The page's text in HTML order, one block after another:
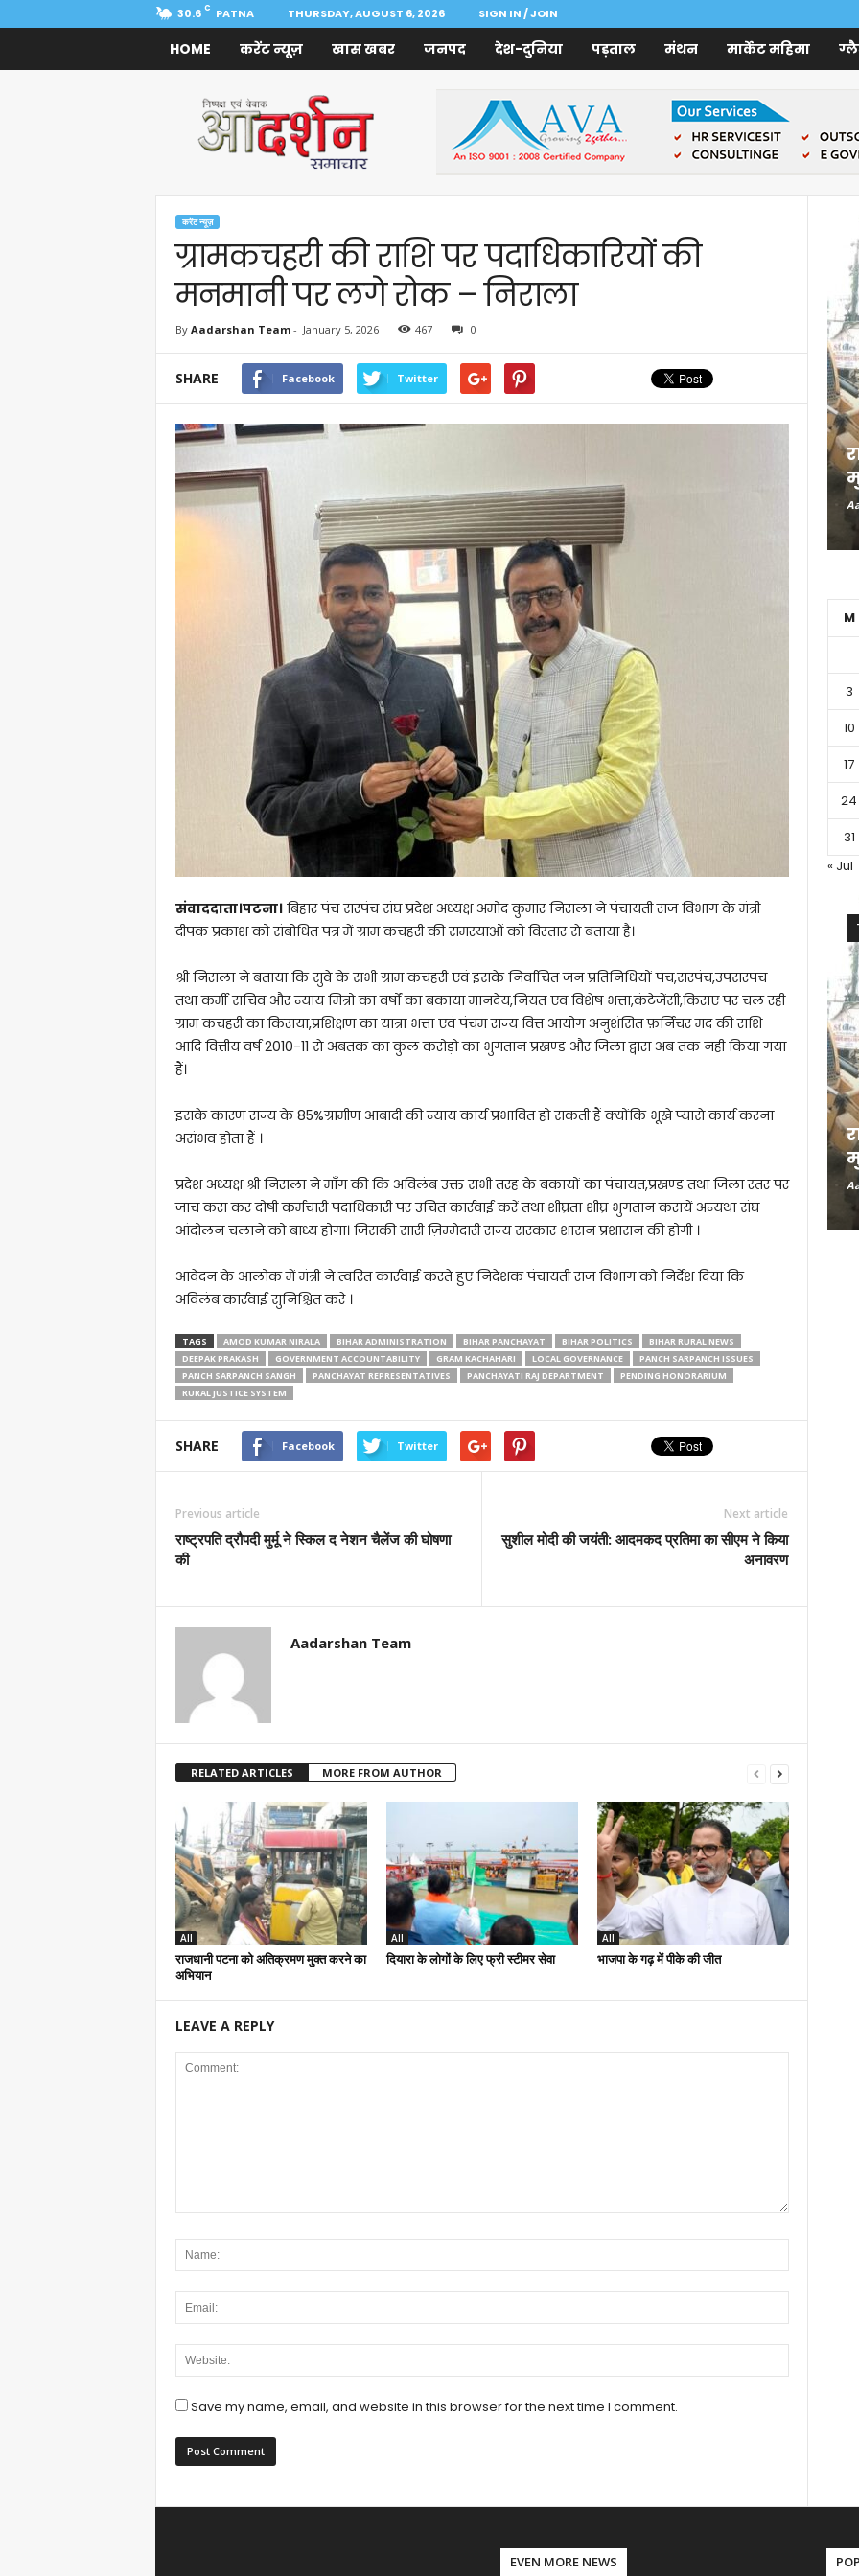
30.6 C PATNA THURSDAY, AUGUST 6, 2026 SIGN IN / JOIN
HOME करेंट न्यूज़ खास खबर जनपद देश-दुनिया पड़ताल मंथन मार्केट महिमा
Samachar
करेंट न्यूज़
ग्रामकचहरी की राशि पर पदाधिकारियों की
मनमानी पर लगे रोक – निराला
By Aadarshan Team- January 5, 2026 467 0
SHARE Facebook Twitter
संवाददाता।पटना।बिहार पंच सरपंच संघ प्रदेश अध्यक्ष अमोद कुमार निराला ने पंचायती राज विभाग के मंत्री
दीपक प्रकाश को संबोधित पत्र में ग्राम कचहरी की समस्याओं को विस्तार से बताया है।
श्री निराला ने बताया कि सुवे के सभी ग्राम कचहरी एवं इसके निर्वाचित जन प्रतिनिधियों पंच,सरपंच,उपसरपंच
तथा कर्मी सचिव और न्याय मित्रो का वर्षों का बकाया मानदेय,नियत एव विशेष भत्ता,कंटेजेंसी,किराए पर चल रही
ग्राम कचहरी का किराया,प्रशिक्षण का यात्रा भत्ता एवं पंचम राज्य वित्त आयोग अनुशंसित फ़र्निचर मद की राशि
आदि वित्तीय वर्ष 2010-11 से अबतक का कुल करोड़ो का भुगतान प्रखण्ड और जिला द्वारा अब तक नही किया गया
हैं।
इसके कारण राज्य के 85%ग्रामीण आबादी की न्याय कार्य प्रभावित हो सकती हैं क्योंकि भूखे प्यासे कार्य करना
असंभव होता हैं ।
प्रदेश अध्यक्ष श्री निराला ने माँग की कि अविलंब उक्त सभी तरह के बकायों का पंचायत,प्रखण्ड तथा जिला स्तर पर
जाच करा कर दोषी कर्मचारी पदाधिकारी पर उचित कार्रवाई करें तथा शीघ्रता शीघ्र भुगतान करायें अन्यथा संघ
आंदोलन चलाने को बाध्य होगा। जिसकी सारी ज़िम्मेदारी राज्य सरकार शासन प्रशासन की होगी ।
आवेदन के आलोक में मंत्री ने त्वरित कार्रवाई करते हुए निदेशक पंचायती राज विभाग को निर्देश दिया कि
अविलंब कार्रवाई सुनिश्चित करे ।
TAGS AMOD KUMAR NIRALA BIHAR ADMINISTRATION BIHAR PANCHAYAT BIHAR POLITICS
BIHAR RURAL NEWS
DEEPAK PRAKASH
GOVERNMENT ACCOUNTABILITY GRAM KACHAHARI LOCAL GOVERNANCE
PANCH SARPANCH ISSUES
PANCH SARPANCH SANGH
PANCHAYAT REPRESENTATIVES PANCHAYATI RAJ DEPARTMENT
PENDING HONORARIUM
RURAL JUSTICE SYSTEM
SHARE Facebook Twitter
Previous article
राष्ट्रपति द्रौपदी मुर्मू ने स्किल द नेशन चैलेंज की घोषणा
की
Next article
सुशील मोदी की जयंती: आदमकद प्रतिमा का सीएम ने किया
अनावरण
Aadarshan Team
RELATED ARTICLES MORE FROM AUTHOR
All
राजधानी पटना को अतिक्रमण मुक्त करने का
अभियान
All
दियारा के लोगों के लिए फ्री स्टीमर सेवा
All
भाजपा के गढ़ में पीके की जीत
LEAVE A REPLY
Save my name, email, and website in this browser for the next time I comment.
M
3
10
17
24
31
« Jul
EVEN MORE NEWS